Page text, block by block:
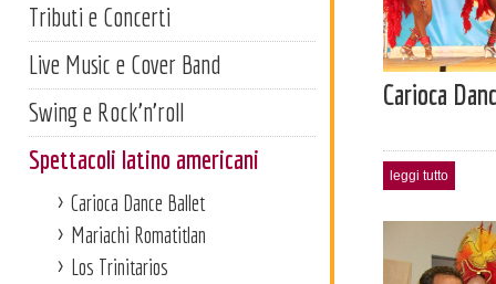
Tributi e Concerti
Live Music e Cover Band
Swing e Rock'n'roll
Spettacoli latino americani
Carioca Dance Ballet
Mariachi Romatitlan
Los Trinitarios
Carioca
leggi tutto